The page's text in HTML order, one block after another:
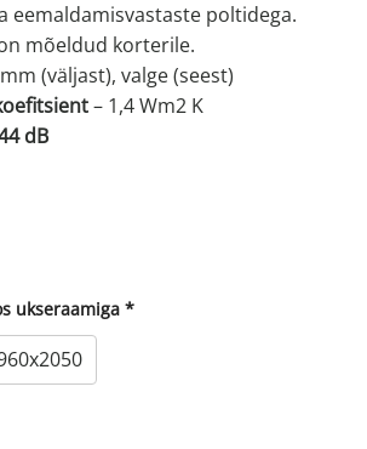
eemaldamisvastaste poltidega.
mõeldud korterile.
(väljast), valge (seest)
– 1,4 Wm2 K
dB
ukseraamiga *